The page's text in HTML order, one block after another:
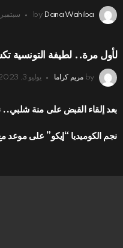
by Dana Wahiba سبتمبر 17, 2022, 8:57 م
لأول مرة.. لطيفة التونسية
by مريم كراما يوليو 3, 2023, 5:32 م
بعد إلقاء القبض على منة شلبي..
نجم الكوميديا “إيكو” على موعد